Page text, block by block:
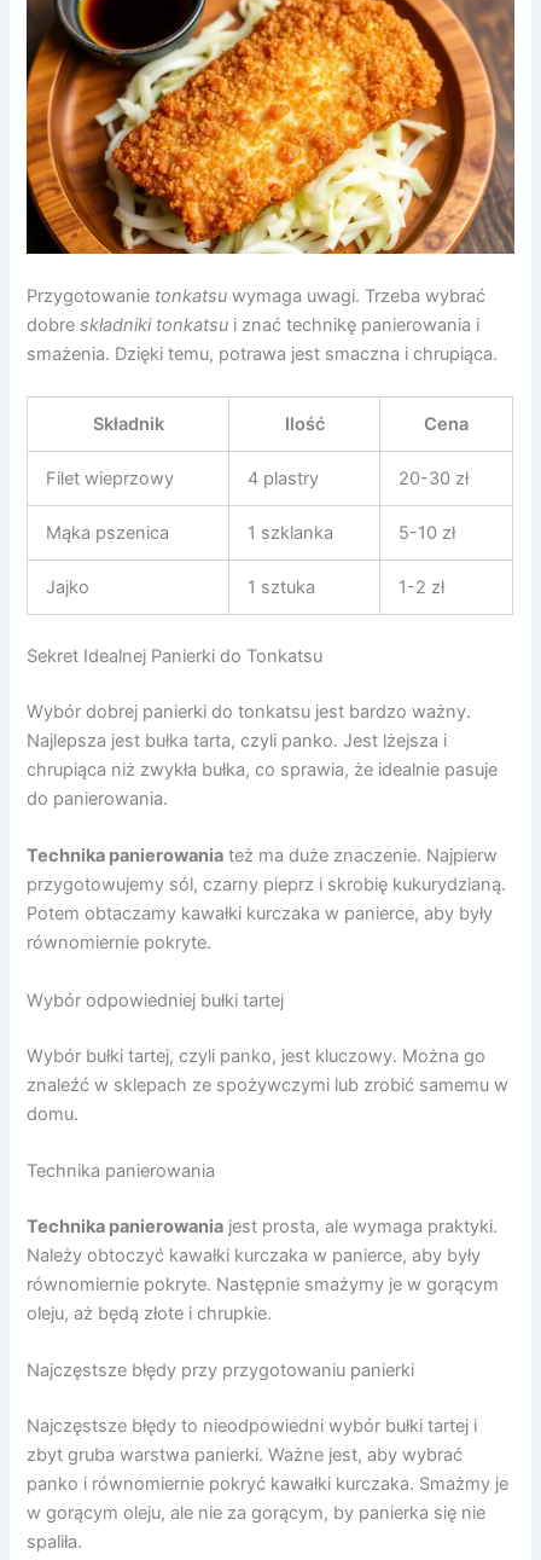
Przygotowanie tonkatsu wymaga uwagi. Trzeba wybrać
dobreskładniki tonkatsu i znać technikę panierowania i
smażenia. Dzięki temu, potrawa jest smaczna i chrupiąca.
Składnik Ilość Cena
Filet wieprzowy 4 plastry 20-30 zł
Mąka pszenica 1 szklanka 5-10 zł
Jajko 1 sztuka 1-2 zł
Sekret Idealnej Panierki do Tonkatsu
Wybór dobrej panierki do tonkatsu jest bardzo ważny.
Najlepsza jest bułka tarta, czyli panko. Jest lżejsza i
chrupiąca niż zwykła bułka, co sprawia, że idealnie pasuje
do panierowania.
Technika panierowania też ma duże znaczenie. Najpierw
przygotowujemy sól, czarny pieprz i skrobię kukurydzianą.
Potem obtaczamy kawałki kurczaka w panierce, aby były
równomiernie pokryte.
Wybór odpowiedniej bułki tartej
Wybór bułki tartej, czyli panko, jest kluczowy. Można go
znaleźć w sklepach ze spożywczymi lub zrobić samemu w
domu.
Technika panierowania
Technika panierowania jest prosta, ale wymaga praktyki.
Należy obtoczyć kawałki kurczaka w panierce, aby były
równomiernie pokryte. Następnie smażymy je w gorącym
oleju, aż będą złote i chrupkie.
Najczęstsze błędy przy przygotowaniu panierki
Najczęstsze błędy to nieodpowiedni wybór bułki tartej i
zbyt gruba warstwa panierki. Ważne jest, aby wybrać
panko i równomiernie pokryć kawałki kurczaka. Smażmy je
w gorącym oleju, ale nie za gorącym, by panierka się nie
spaliła.